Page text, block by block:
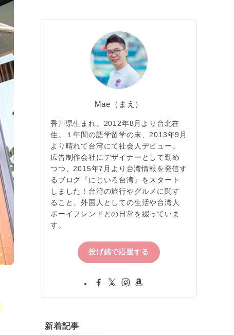
Mae（まえ）
香川県生まれ。2012年8月より台北在
住。１年間の語学留学の末、2013年9月
より晴れて台湾にて社会人デビュー。
広告制作会社にデザイナーとして勤め
つつ、2015年7月より台湾情報を発信す
るブログ『にじいろ台湾』をスタート
しました！台湾の旅行やグルメに関す
ること、外国人としての生活や台湾人
ボーイフレンドとの日常を綴っていま
す。
投げ銭で応援する
新着記事